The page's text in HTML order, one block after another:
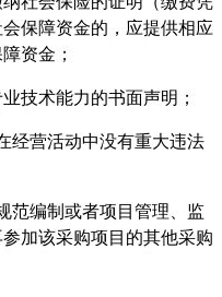
保障资金的，应提供相应
资金；
技术能力的书面声明；
经营活动中没有重大违法
范编制或者项目管理、监
加该采购项目的其他采购